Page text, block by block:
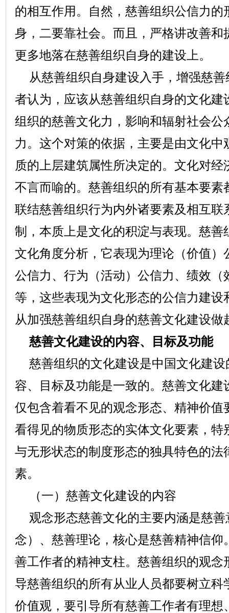
的相互作用。自然，慈善组织公信力的
身，二要靠社会。而且，严格讲改善和
更多地落在慈善组织自身的建设上。
从慈善组织自身建设入手，增强慈善
者认为，应该从慈善组织自身的文化建
组织的慈善文化力，影响和辐射社会公
力。这个对策的依据，主要是由文化中
质的上层建筑属性所决定的。文化对
不言而喻的。慈善组织的所有基本要素
联结慈善组织行为内外诸要素及相互联
制，本质上是文化的积淀与表现。慈善
文化角度分析，它表现为理论（价值）
公信力、行为（活动）公信力、绩效（
等，这些表现为文化形态的公信力建设
从加强慈善组织自身的慈善文化建设做
慈善文化建设的内容、目标及功能
慈善组织的文化建设是中国文化建设
容、目标及功能是一致的。慈善文化建
仅包含着看不见的观念形态、精神价值
看得见的物质形态的实体文化要素，特
与无形状态的制度形态的独具特色的法
素。
（一）慈善文化建设的内容
观念形态慈善文化的主要内涵是慈善
念）、慈善理论，核心是慈善精神信仰
善工作者的精神支柱。慈善组织的观念
导慈善组织的所有从业人员都要树立科
价值观，要引导所有慈善工作者有理想